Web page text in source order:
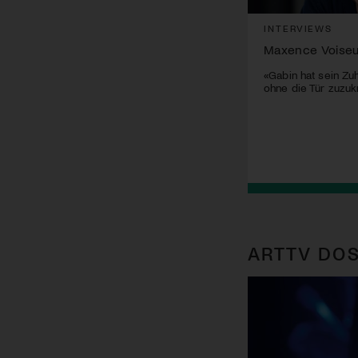
INTERVIEWS
Maxence
«Gabin hat sein
ohne die Tür
ARTTV